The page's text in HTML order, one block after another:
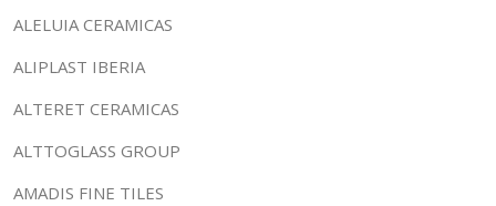
ALELUIA CERAMICAS
ALIPLAST IBERIA
ALTERET CERAMICAS
ALTTOGLASS GROUP
AMADIS FINE TILES